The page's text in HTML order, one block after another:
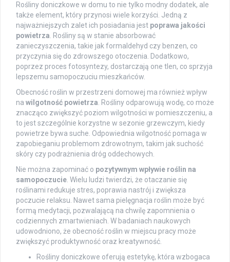
Rośliny doniczkowe w domu to nie tylko modny dodatek, ale
także element, który przynosi wiele korzyści. Jedną z
najważniejszych zalet ich posiadania jest poprawa jakości
powietrza. Rośliny są w stanie absorbować
zanieczyszczenia, takie jak formaldehyd czy benzen, co
przyczynia się do zdrowszego otoczenia. Dodatkowo,
poprzez proces fotosyntezy, dostarczają one tlen, co sprzyja
lepszemu samopoczuciu mieszkańców.
Obecność roślin w przestrzeni domowej ma również wpływ
na wilgotność powietrza. Rośliny odparowują wodę, co może
znacząco zwiększyć poziom wilgotności w pomieszczeniu, a
to jest szczególnie korzystne w sezonie grzewczym, kiedy
powietrze bywa suche. Odpowiednia wilgotność pomaga w
zapobieganiu problemom zdrowotnym, takim jak suchość
skóry czy podrażnienia dróg oddechowych.
Nie można zapominać o pozytywnym wpływie roślin na
samopoczucie. Wielu ludzi twierdzi, że otaczanie się
roślinami redukuje stres, poprawia nastrój i zwiększa
poczucie relaksu. Nawet sama pielęgnacja roślin może być
formą medytacji, pozwalającą na chwilę zapomnienia o
codziennych zmartwieniach. W badaniach naukowych
udowodniono, że obecność roślin w miejscu pracy może
zwiększyć produktywność oraz kreatywność.
Rośliny doniczkowe oferują estetykę, która wzbogaca